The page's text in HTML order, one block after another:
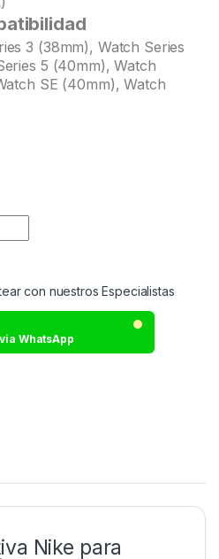
3 (38mm), Watch Series
5 (40mm), Watch
SE (40mm), Watch
con nuestros Especialistas
WhatsApp
Nike para